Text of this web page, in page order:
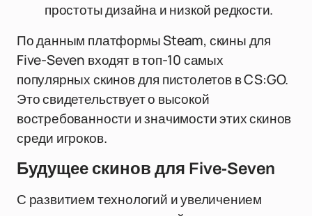
простоты дизайна и низкой редкости.
По данным платформы Steam, скины для
Five-Seven входят в топ-10 самых
популярных скинов для пистолетов в CS:GO.
Это свидетельствует о высокой
востребованности и значимости этих скинов
среди игроков.
Будущее скинов для Five-Seven
С развитием технологий и увеличением